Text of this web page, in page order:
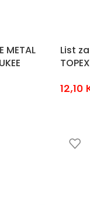
METAL
List
12,10